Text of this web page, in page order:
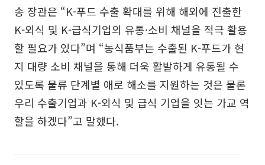
송 장관은 “K-푸드 수출 확대를 위해 해외에 진출한
K-외식 및 K-급식기업의 유통·소비 채널을 적극 활용
할 필요가 있다”며 “농식품부는 수출된 K-푸드가 현
지 대량 소비 채널을 통해 더욱 활발하게 유통될 수
있도록 물류 단계별 애로 해소를 지원하는 것은 물론
우리 수출기업과 K-외식 및 급식 기업을 잇는 가교 역
할을 하겠다”고 말했다.